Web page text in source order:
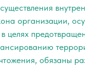
организации,
целях
обязаны